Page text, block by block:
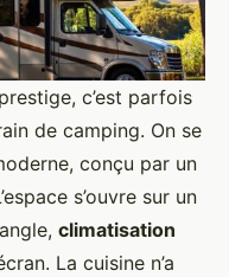
c’est parfois
de camping. On se
conçu par un
s’ouvre sur un
climatisation
La cuisine n’a